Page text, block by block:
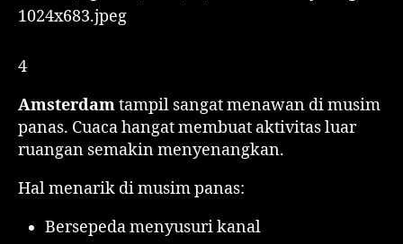
4
Amsterdamtampil sangat menawan di musim
panas. Cuaca hangat membuat aktivitas luar
ruangan semakin menyenangkan.
Hal menarik di musim panas:
Bersepeda menyusuri kanal